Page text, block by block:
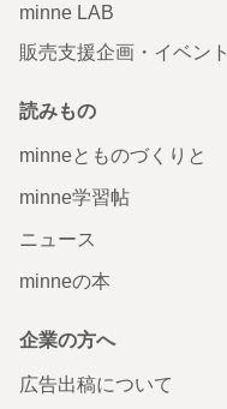
minne LAB
販売支援企画・イベント
読みもの
minneとものづくりと
minne学習帖
ニュース
minneの本
企業の方へ
広告出稿について